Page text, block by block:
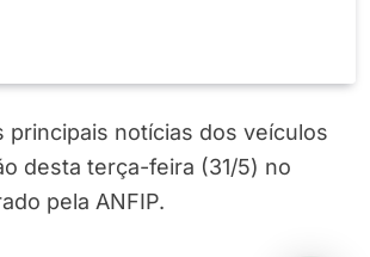
principais notícias dos veículos
desta terça-feira (31/5) no
pela ANFIP.